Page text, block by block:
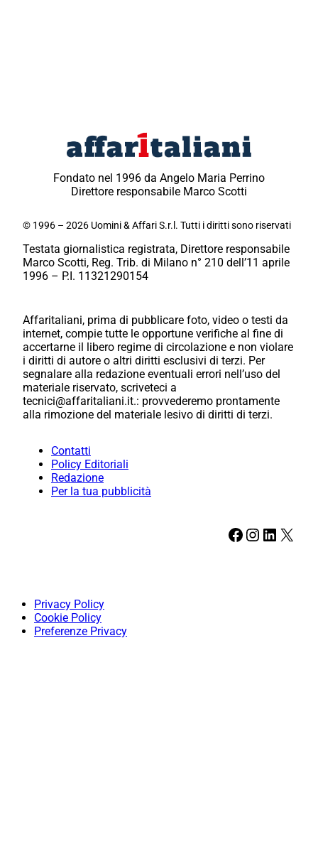
Fondato nel 1996 da Angelo Maria Perrino
Direttore responsabile Marco Scotti
© 1996 – 2026 Uomini & Affari S.r.l. Tutti i diritti sono riservati
Testata giornalistica registrata, Direttore responsabile
Marco Scotti, Reg. Trib. di Milano n° 210 dell’11 aprile
1996 – P.I. 11321290154
Affaritaliani, prima di pubblicare foto, video o testi da
internet, compie tutte le opportune verifiche al fine di
accertarne il libero regime di circolazione e non violare
i diritti di autore o altri diritti esclusivi di terzi. Per
segnalare alla redazione eventuali errori nell’uso del
materiale riservato, scriveteci a
tecnici@affaritaliani.it.: provvederemo prontamente
alla rimozione del materiale lesivo di diritti di terzi.
Contatti
Policy Editoriali
Redazione
Per la tua pubblicità
Facebook Instagram LinkedIn X
Privacy Policy
Cookie Policy
Preferenze Privacy